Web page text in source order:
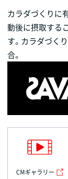
カラダづくりに
動後に摂取する
す。カラダづく
合。
CMギャラリー